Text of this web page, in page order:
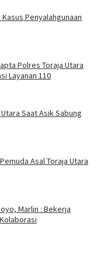
Penyalahgunaan
Polres Toraja Utara
Layanan 110
Saat Asik Sabung
Asal Toraja Utara
Marlin : Bekerja